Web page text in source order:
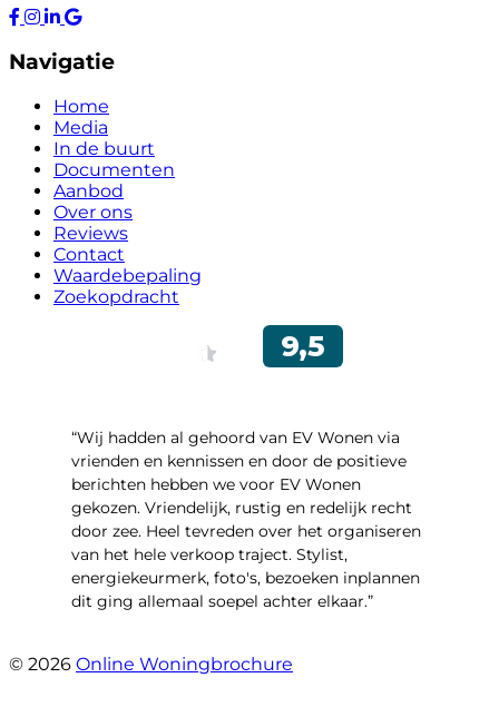
Navigatie
Home
Media
In de buurt
Documenten
Aanbod
Over ons
Reviews
Contact
Waardebepaling
Zoekopdracht
“Wij hadden al gehoord van EV Wonen via
vrienden en kennissen en door de positieve
berichten hebben we voor EV Wonen
gekozen. Vriendelijk, rustig en redelijk recht
door zee. Heel tevreden over het organiseren
van het hele verkoop traject. Stylist,
energiekeurmerk, foto's, bezoeken inplannen
dit ging allemaal soepel achter elkaar.”
© 2026 Online Woningbrochure